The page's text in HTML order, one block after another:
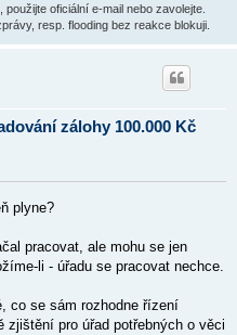
oficiální e-mail nebo zavolejte.
resp. flooding bez reakce blokuji.
zálohy 100.000 Kč
plyne?
pracovat, ale mohu se jen
li - úřadu se pracovat nechce.
co se sám rozhodne řízení
pro úřad potřebných o věci